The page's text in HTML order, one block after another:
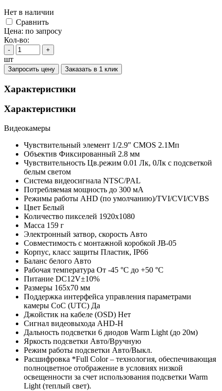
Нет в наличии
Cравнить
Цена: по запросу
Кол-во:
- +
шт
Запросить цену Заказать в 1 клик
Характеристики
Характеристики
Видеокамеры
Чувствительный элемент 1/2.9" CMOS 2.1Мп
Объектив Фиксированный 2.8 мм
Чувствительность Цв.режим 0.01 Лк, 0Лк с подсветкой
белым светом
Система видеосигнала NTSC/PAL
Потребляемая мощность до 300 мА
Режимы работы AHD (по умолчанию)/TVI/CVI/CVBS
Цвет Белый
Количество пикселей 1920x1080
Масса 159 г
Электронный затвор, скорость Авто
Совместимость с монтажной коробкой JB-05
Корпус, класс защиты Пластик, IP66
Баланс белого Авто
Рабочая температура От -45 °С до +50 °С
Питание DC12V±10%
Размеры 165x70 мм
Поддержка интерфейса управления параметрами
камеры CoC (UTC) Да
Джойстик на кабеле (OSD) Нет
Сигнал видеовыхода AHD-H
Дальность подсветки 6 диодов Warm Light (до 20м)
Яркость подсветки Авто/Вручную
Режим работы подсветки Авто/Выкл.
Расшифровка *Full Color – технология, обеспечивающая
полноцветное отображение в условиях низкой
освещенности за счет использования подсветки Warm
Light (теплый свет).